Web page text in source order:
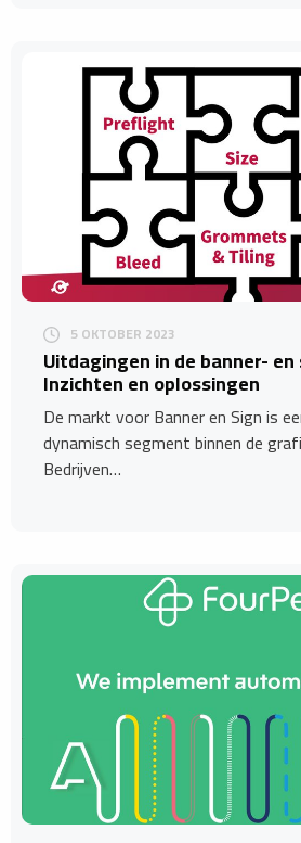
5 OKTOBER 2023
Uitdagingen in de banner-
Inzichten en oplossingen
De markt voor Banner en Sign is
dynamisch segment binnen de
Bedrijven…